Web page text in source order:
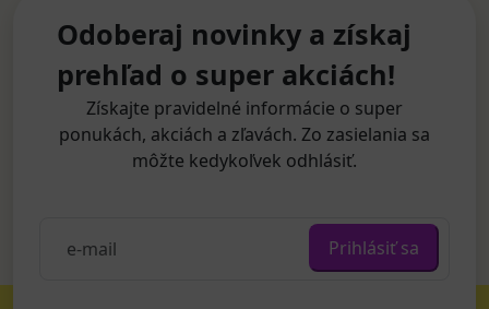
Odoberaj novinky a získaj
prehľad o super akciách!
Získajte pravidelné informácie o super
ponukách, akciách a zľavách. Zo zasielania sa
môžte kedykoľvek odhlásiť.
Prihlásiť sa